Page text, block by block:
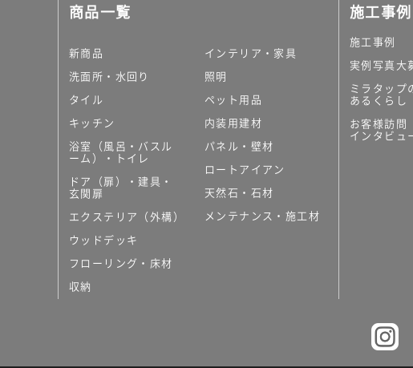
キッチン
コンパクトキッチン
コンパクトキッチンその他
カップボード（食器棚・キッチンボ
コンビネーションキッチン（セクシ
キッチン）
キッチン機器
商品一覧
新商品
洗面所・水回り
タイル
キッチン
浴室（風呂・バスル
ーム）・トイレ
ドア（扉）・建具・
玄関扉
エクステリア（外構）
ウッドデッキ
フローリング・床材
収納
インテリア・家具
照明
ペット用品
内装用建材
パネル・壁材
ロートアイアン
天然石・石材
メンテナンス・施工材
施工事例
施工事例
実例写真大
ミラタップ
あるくらし
お客様訪問
インタビュ